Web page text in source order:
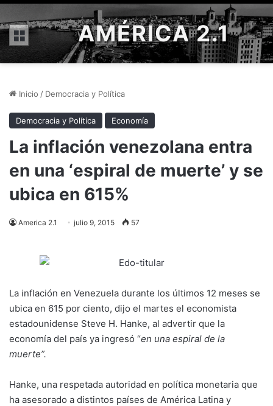
Menú AMÉRICA 2.1
Inicio / Democracia y Política
Democracia y Política Economía
La inflación venezolana entra
en una ‘espiral de muerte’ y se
ubica en 615%
America 2.1 julio 9, 2015 57
La inflación en Venezuela durante los últimos 12 meses se
ubica en 615 por ciento, dijo el martes el economista
estadounidense Steve H. Hanke, al advertir que la
economía del país ya ingresó “en una espiral de la
muerte”.
Hanke, una respetada autoridad en política monetaria que
ha asesorado a distintos países de América Latina y